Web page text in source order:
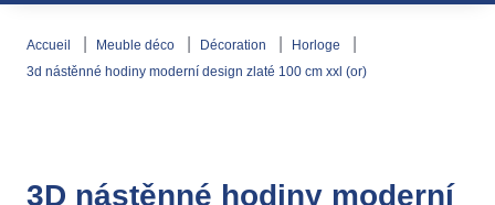
accueil meuble déco décoration
horloge
3d nástěnné hodiny moderní design zlaté 100 cm xxl (or)
3D nástěnné hodiny moderní